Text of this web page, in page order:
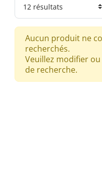
Aucun produit ne
recherchés.
Veuillez modifier
de recherche.